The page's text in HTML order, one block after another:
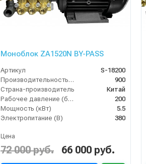
Моноблок ZA1520N BY-PASS
Артикул
S-18200
Производительность (л/ч)
900
Страна-производитель
Китай
Рабочее давление (бар)
200
Мощность (кВт)
5.5
Электропитание (В)
380
Цена
72 000 руб. 66 000 руб.